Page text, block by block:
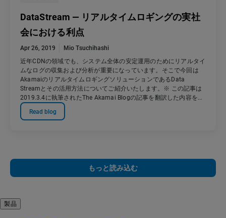
DataStream — リアルタイムロギングの実社
会における利点
Apr 26, 2019
Mio Tsuchihashi
近年CDNの領域でも、システム全体の安定運用のためにリアルタイ
ムなログの収集および分析が重要になっています。そこで今回は
AkamaiのリアルタイムロギングソリューションであるData
Streamとその活用方法についてご紹介いたします。※ この記事は
2019.3.4に執筆されたThe Akamai Blogの記事を翻訳した内容を...
Read blog
もっと読み込む
製品